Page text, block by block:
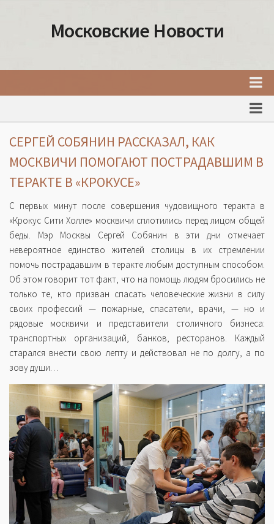
Московские Новости
Москва
Товары и услуги Москвы
СЕРГЕЙ СОБЯНИН РАССКАЗАЛ, КАК
МОСКВИЧИ ПОМОГАЮТ ПОСТРАДАВШИМ В
ТЕРАКТЕ В «КРОКУСЕ»
С первых минут после совершения чудовищного теракта в
«Крокус Сити Холле» москвичи сплотились перед лицом общей
беды. Мэр Москвы Сергей Собянин в эти дни отмечает
невероятное единство жителей столицы в их стремлении
помочь пострадавшим в теракте любым доступным способом.
Об этом говорит тот факт, что на помощь людям бросились не
только те, кто призван спасать человеческие жизни в силу
своих профессий — пожарные, спасатели, врачи, — но и
рядовые москвичи и представители столичного бизнеса:
транспортных организаций, банков, ресторанов. Каждый
старался внести свою лепту и действовал не по долгу, а по
зову души…